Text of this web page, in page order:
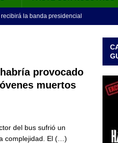
la banda presidencial
Abelardo De La
en el mundo
lavado de activos y
provocado
muertos
del bus sufrió un
complejidad. El (…)